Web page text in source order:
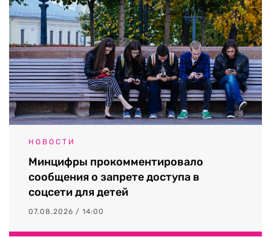
НОВОСТИ
Минцифры прокомментировало
сообщения о запрете доступа в
соцсети для детей
07.08.2026 / 14:00